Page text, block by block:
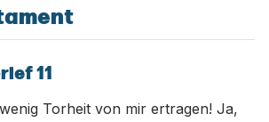
11
Torheit von mir ertragen! Ja,